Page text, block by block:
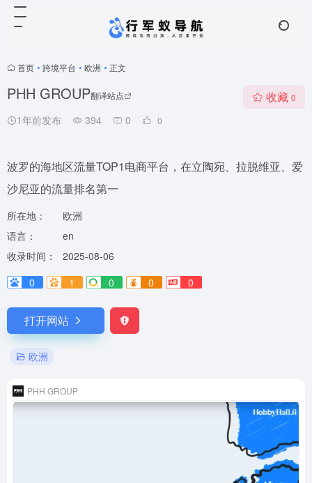
首页 • 跨境平台 • 欧洲 • 正文
PHH GROUP翻译站点
1年前发布 394 0 0
收藏 0
波罗的海地区流量TOP1电商平台，在立陶宛、拉脱维亚、爱
沙尼亚的流量排名第一
所在地：
欧洲
语言：
en
收录时间：
2025-08-06
0
1 0 0 0
打开网站
欧洲
PHH GROUP